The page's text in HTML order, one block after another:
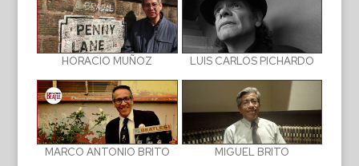
HORACIO MUÑOZ LUIS CARLOS PICHARDO
MARCO ANTONIO BRITO MIGUEL BRITO